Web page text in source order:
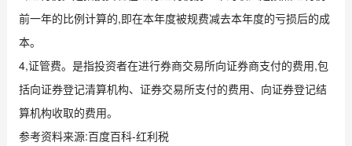
前一年的比例计算的,即在本年度被规费减去本年度的亏损后的成
本。
4,证管费。是指投资者在进行券商交易所向证券商支付的费用,包
括向证券登记清算机构、证券交易所支付的费用、向证券登记结
算机构收取的费用。
参考资料来源:百度百科-红利税